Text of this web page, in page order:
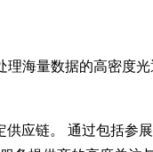
海量数据的高密度
应链。 通过包括参